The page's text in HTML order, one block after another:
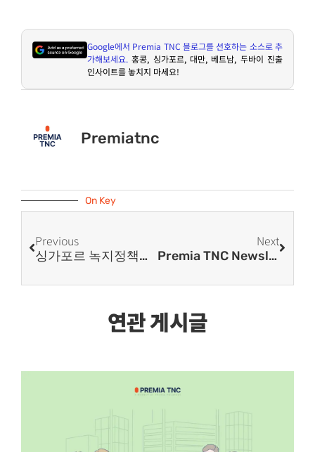
Google에서 Premia TNC블로그를 선호하는 소스로 추
가해보세요. 홍콩, 싱가포르, 대만, 베트남, 두바이 진출
인사이트를 놓치지 마세요!
Premiatnc
On Key
Previous
싱가포르 녹지정책과 Scope 1·2·3, ESG 경영이 기업 환경에 미치는 영향
Next
Premia TNC Newsletter 100호 Special Interview ㅣ프레미아 티엔씨 뉴스레터 100호 기념 스페셜 인터뷰
연관 게시글